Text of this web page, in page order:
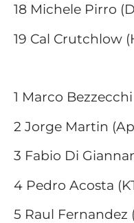
18 Michele Pirro
19 Cal Crutchlow
1 Marco
2 Jorge Martin
3 Fabio Di
4 Pedro Acosta
5 Raul Fernandez